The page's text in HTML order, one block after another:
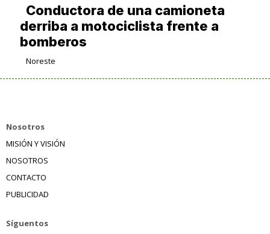
Conductora de una camioneta
derriba a motociclista frente a
bomberos
Noreste
Nosotros
MISIÓN Y VISIÓN
NOSOTROS
CONTACTO
PUBLICIDAD
Síguentos